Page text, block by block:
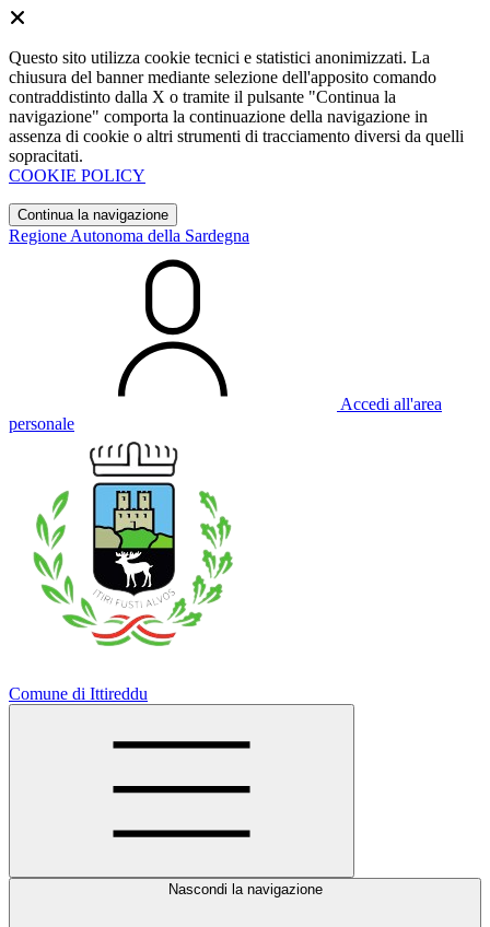
Questo sito utilizza cookie tecnici e statistici anonimizzati. La
chiusura del banner mediante selezione dell'apposito comando
contraddistinto dalla X o tramite il pulsante "Continua la
navigazione" comporta la continuazione della navigazione in
assenza di cookie o altri strumenti di tracciamento diversi da quelli
sopracitati.
COOKIE POLICY
Continua la navigazione
Regione Autonoma della Sardegna
Accedi all'area
personale
Comune di Ittireddu
Nascondi la navigazione